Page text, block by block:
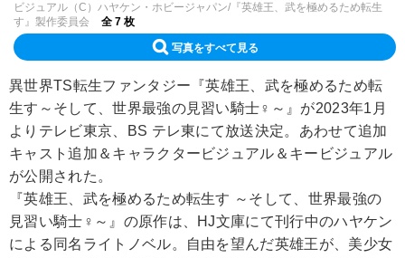
ビジュアル（C）ハヤケン・ホビージャパン/『英雄王、武を極めるため転生
す』製作委員会
全 7 枚
写真をすべて見る
異世界TS転生ファンタジー『英雄王、武を極めるため転
生す～そして、世界最強の見習い騎士♀～』が2023年1月
よりテレビ東京、BS テレ東にて放送決定。あわせて追加
キャスト追加＆キャラクタービジュアル＆キービジュアル
が公開された。
『英雄王、武を極めるため転生す ～そして、世界最強の
見習い騎士♀～』の原作は、HJ文庫にて刊行中のハヤケン
による同名ライトノベル。自由を望んだ英雄王が、美少女